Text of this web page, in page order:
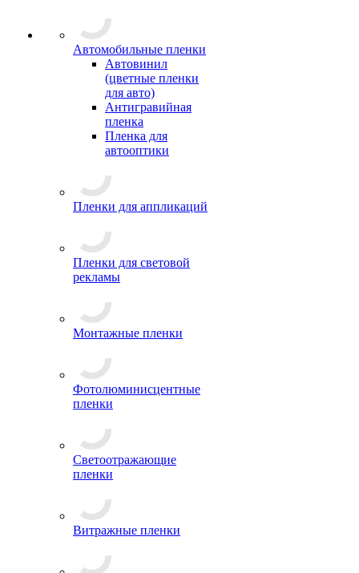
Автомобильные пленки
Автовинил
(цветные пленки
для авто)
Антигравийная
пленка
Пленка для
автооптики
Пленки для аппликаций
Пленки для световой
рекламы
Монтажные пленки
Фотолюминисцентные
пленки
Светоотражающие
пленки
Витражные пленки